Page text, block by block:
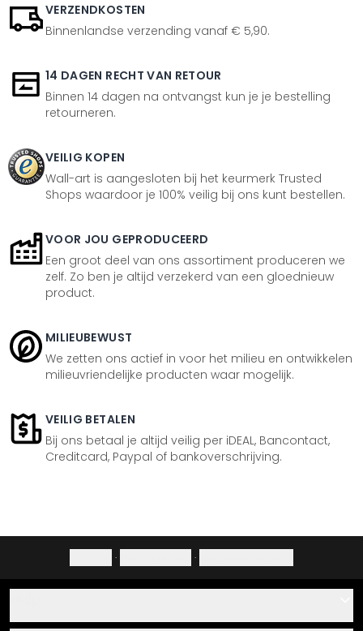
VERZENDKOSTEN
Binnenlandse verzending vanaf € 5,90.
14 DAGEN RECHT VAN RETOUR
Binnen 14 dagen na ontvangst kun je je bestelling
retourneren.
VEILIG KOPEN
Wall-art is aangesloten bij het keurmerk Trusted
Shops waardoor je 100% veilig bij ons kunt bestellen.
VOOR JOU GEPRODUCEERD
Een groot deel van ons assortiment produceren we
zelf. Zo ben je altijd verzekerd van een gloednieuw
product.
MILIEUBEWUST
We zetten ons actief in voor het milieu en ontwikkelen
milieuvriendelijke producten waar mogelijk.
VEILIG BETALEN
Bij ons betaal je altijd veilig per iDEAL, Bancontact,
Creditcard, Paypal of bankoverschrijving.
· ·